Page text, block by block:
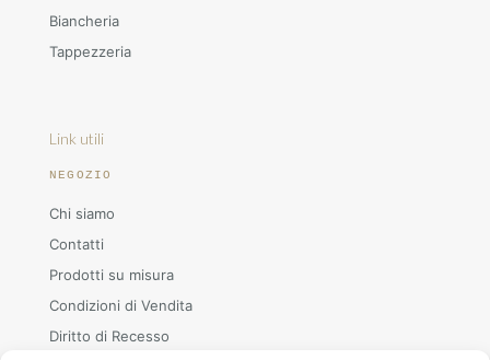
Biancheria
Tappezzeria
Link utili
NEGOZIO
Chi siamo
Contatti
Prodotti su misura
Condizioni di Vendita
Diritto di Recesso